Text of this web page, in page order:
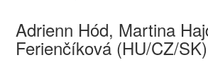
Adrienn Hód, Martina
Ferienčíková (HU/CZ/SK)